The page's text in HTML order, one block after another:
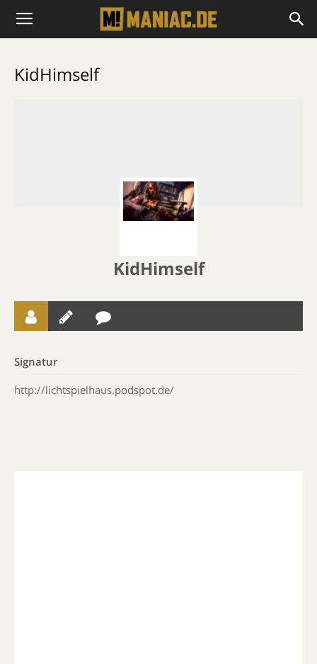
KidHimself
KidHimself
Signatur
http://lichtspielhaus.podspot.de/